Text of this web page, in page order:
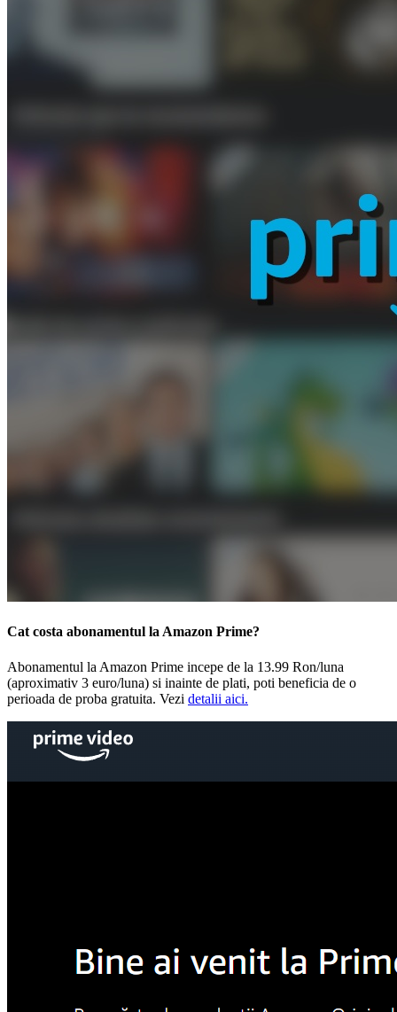
Cat costa abonamentul la Amazon Prime?
Abonamentul la Amazon Prime incepe de la 13.99 Ron/luna
(aproximativ 3 euro/luna) si inainte de plati, poti beneficia de o
perioada de proba gratuita. Vezi detalii aici.